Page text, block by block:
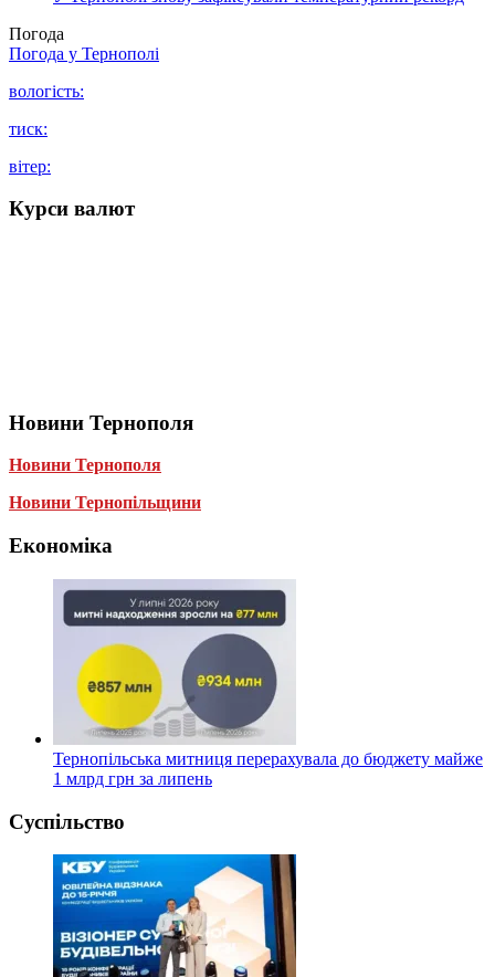
Погода
Погода у Тернополі
вологість:
тиск:
вітер:
Курси валют
Новини Тернополя
Новини Тернополя
Новини Тернопільщини
Економіка
Тернопільська митниця перерахувала до бюджету майже
1 млрд грн за липень
Суспільство